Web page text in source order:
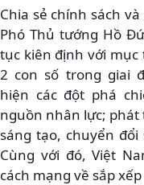
Chia sẻ chính sách
Phó Thủ tướng Hồ
tục kiên định với
2 con số trong giai
hiện các đột phá
nguồn nhân lực; phát
sáng tạo, chuyển
Cùng với đó, Việt
cách mạng về sắp